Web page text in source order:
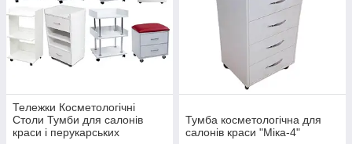
Тележки Косметологічні
Столи Тумби для салонів
краси і перукарських
Тумба косметологічна для
салонів краси "Міка-4"